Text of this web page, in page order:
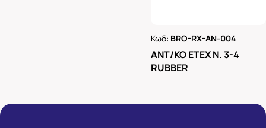
Κωδ: BRO-RX-AN-004
ΑΝΤ/ΚΟ ΕΤΕΧ Ν. 3-4
RUBBER